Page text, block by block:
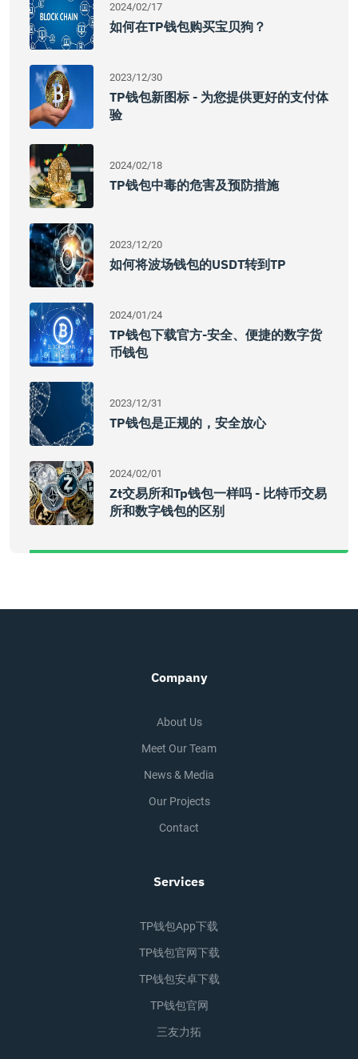
2024/02/17
如何在TP钱包购买宝贝狗？
2023/12/30
TP钱包新图标 - 为您提供更好的支付体
验
2024/02/18
TP钱包中毒的危害及预防措施
2023/12/20
如何将波场钱包的USDT转到TP
2024/01/24
TP钱包下载官方-安全、便捷的数字货
币钱包
2023/12/31
TP钱包是正规的，安全放心
2024/02/01
Zt交易所和tp钱包一样吗 - 比特币交易
所和数字钱包的区别
Company
About Us
Meet Our Team
News & Media
Our Projects
Contact
Services
TP钱包app下载
TP钱包官网下载
TP钱包安卓下载
TP钱包官网
三友力拓